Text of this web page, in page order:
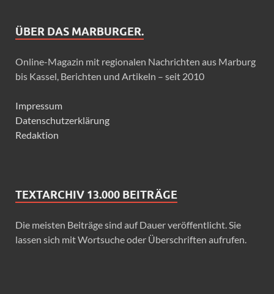
ÜBER DAS MARBURGER.
Online-Magazin mit regionalen Nachrichten aus Marburg
bis Kassel, Berichten und Artikeln – seit 2010
Impressum
Datenschutzerklärung
Redaktion
TEXTARCHIV 13.000 BEITRÄGE
Die meisten Beiträge sind auf Dauer veröffentlicht. Sie
lassen sich mit Wortsuche oder Überschriften aufrufen.